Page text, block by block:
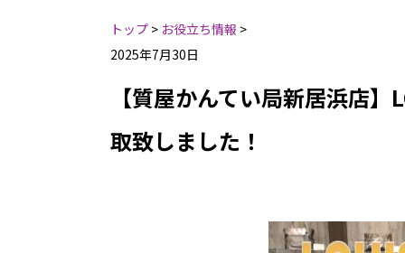
トップ > お役立ち情報 >
2025年7月30日
【質屋かんてい局新居浜店
取致しました！